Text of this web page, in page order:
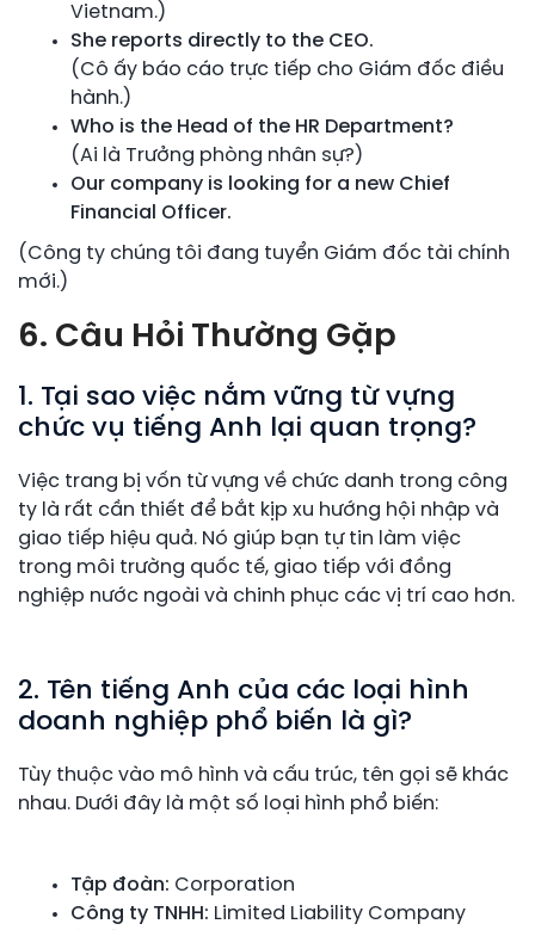
Vietnam.)
She reports directly to the CEO.
(Cô ấy báo cáo trực tiếp cho Giám đốc điều
hành.)
Who is the Head of the HR Department?
(Ai là Trưởng phòng nhân sự?)
Our company is looking for a new Chief
Financial Officer.
(Công ty chúng tôi đang tuyển Giám đốc tài chính
mới.)
6. Câu Hỏi Thường Gặp
1. Tại sao việc nắm vững từ vựng
chức vụ tiếng Anh lại quan trọng?
Việc trang bị vốn từ vựng về chức danh trong công
ty là rất cần thiết để bắt kịp xu hướng hội nhập và
giao tiếp hiệu quả. Nó giúp bạn tự tin làm việc
trong môi trường quốc tế, giao tiếp với đồng
nghiệp nước ngoài và chinh phục các vị trí cao hơn.
2. Tên tiếng Anh của các loại hình
doanh nghiệp phổ biến là gì?
Tùy thuộc vào mô hình và cấu trúc, tên gọi sẽ khác
nhau. Dưới đây là một số loại hình phổ biến:
Tập đoàn: Corporation
Công ty TNHH: Limited Liability Company